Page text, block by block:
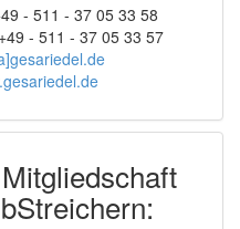
- 511 - 37 05 33 58
- 511 - 37 05 33 57